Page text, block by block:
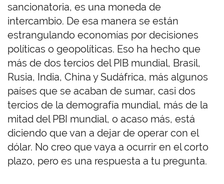
sancionatoria, es una moneda de
intercambio. De esa manera se están
estrangulando economías por decisiones
políticas o geopolíticas. Eso ha hecho que
más de dos tercios del PIB mundial, Brasil,
Rusia, India, China y Sudáfrica, más algunos
países que se acaban de sumar, casi dos
tercios de la demografía mundial, más de la
mitad del PBI mundial, o acaso más, está
diciendo que van a dejar de operar con el
dólar. No creo que vaya a ocurrir en el corto
plazo, pero es una respuesta a tu pregunta.